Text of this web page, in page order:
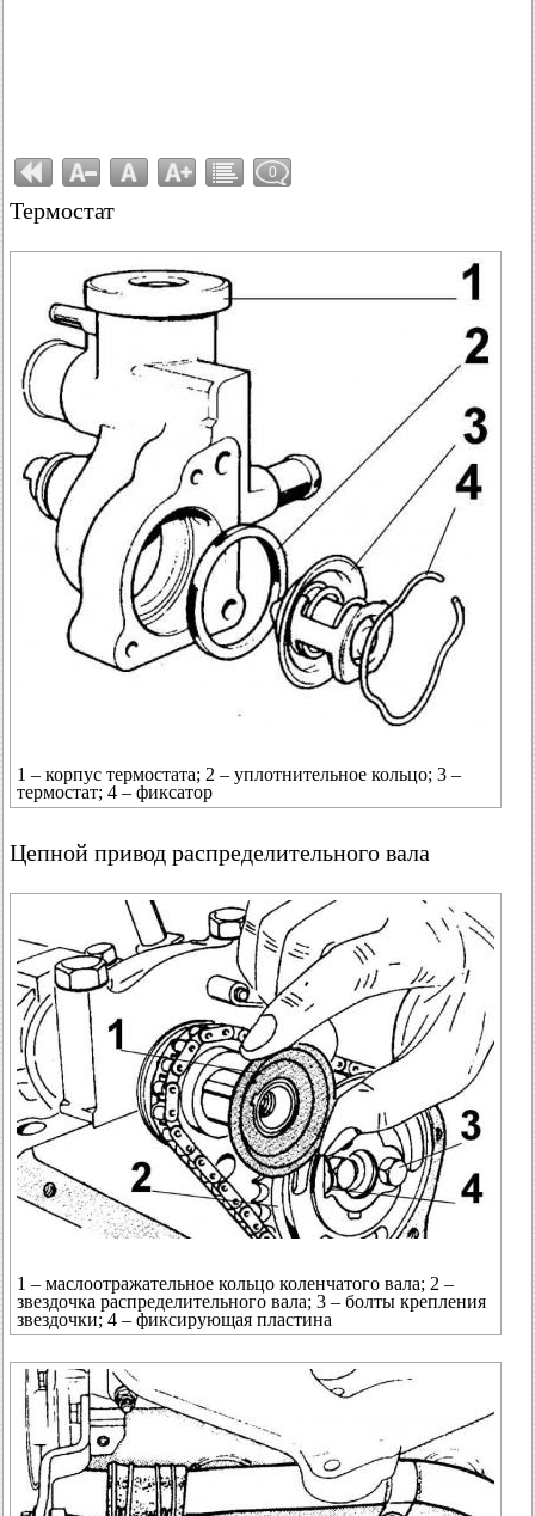
0
Термостат
1 – корпус термостата; 2 – уплотнительное кольцо; 3 –
термостат; 4 – фиксатор
Цепной привод распределительного вала
1 – маслоотражательное кольцо коленчатого вала; 2 –
звездочка распределительного вала; 3 – болты крепления
звездочки; 4 – фиксирующая пластина